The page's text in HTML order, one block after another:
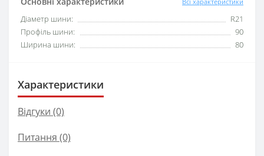
Діаметр шини:
R21
Профіль шини:
90
Ширина шини:
80
Характеристики
Відгуки (0)
Питання (0)